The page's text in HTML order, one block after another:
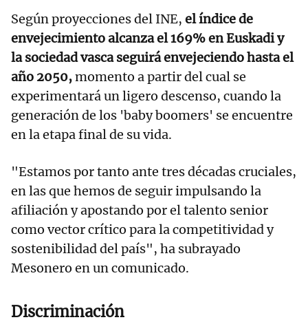
Según proyecciones del INE, el índice de
envejecimiento alcanza el 169% en Euskadi y
la sociedad vasca seguirá envejeciendo hasta el
año 2050,momento a partir del cual se
experimentará un ligero descenso, cuando la
generación de los 'baby boomers' se encuentre
en la etapa final de su vida.
"Estamos por tanto ante tres décadas cruciales,
en las que hemos de seguir impulsando la
afiliación y apostando por el talento senior
como vector crítico para la competitividad y
sostenibilidad del país", ha subrayado
Mesonero en un comunicado.
Discriminación